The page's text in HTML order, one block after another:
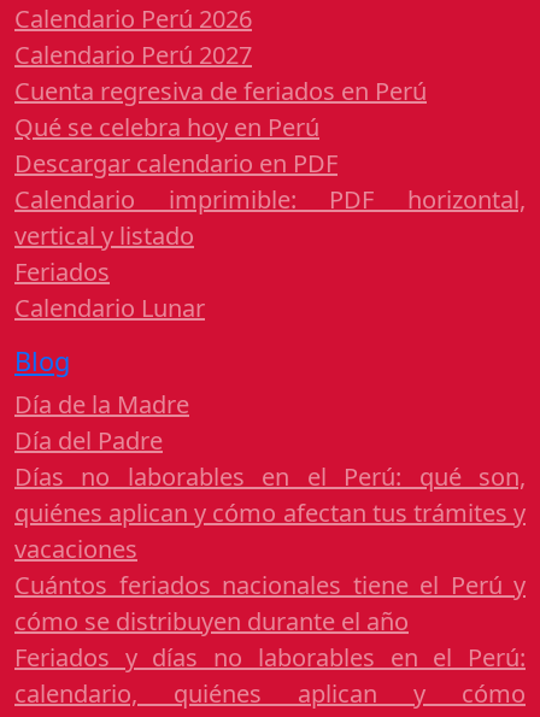
Calendario Perú 2026
Calendario Perú 2027
Cuenta regresiva de feriados en Perú
Qué se celebra hoy en Perú
Descargar calendario en PDF
Calendario imprimible: PDF horizontal,
vertical y listado
Feriados
Calendario Lunar
Blog
Día de la Madre
Día del Padre
Días no laborables en el Perú: qué son,
quiénes aplican y cómo afectan tus trámites y
vacaciones
Cuántos feriados nacionales tiene el Perú y
cómo se distribuyen durante el año
Feriados y días no laborables en el Perú:
calendario, quiénes aplican y cómo